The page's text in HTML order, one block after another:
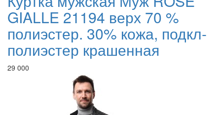
GIALLE 21194 верх 70 %
полиэстер. 30% кожа, подкл-
полиэстер крашенная
29 000